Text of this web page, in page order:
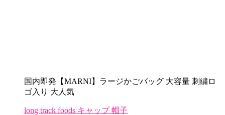
国内即発【MARNI】ラージかごバッグ 大容量 刺繍ロ
ゴ入り 大人気
long track foods キャップ 帽子